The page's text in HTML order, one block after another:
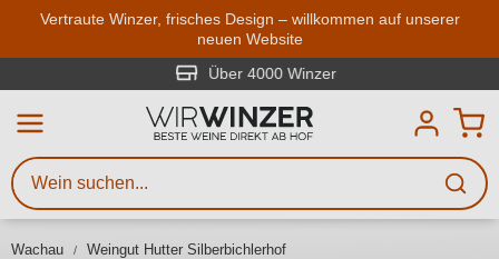
Zum Hauptinhalt springen
Vertraute Winzer, frisches Design – willkommen auf unserer
neuen Website
Über 4000 Winzer
Wachau Weingut Hutter Silberbichlerhof
Weinsuche
Mindestens 3 Zeichen eingeben
Beschreiben Sie, welchen Wein
Sie suchen – ob nach Geschmack,